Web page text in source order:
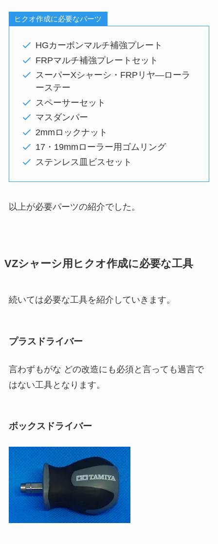
ヒクオ作成に必要なパーツ
HGカーボンマルチ補強プレート
FRPマルチ補強プレートセット
スーパーXシャーシ・FRPリヤ―ローラ
ーステー
スペーサーセット
マスダンパー
2mmロックナット
17・19mmローラー用ゴムリング
ステンレス皿ビスセット
以上が必要パーツの紹介でした。
VZシャーシ用ヒクオ作成に必要な工具
続いては必要な工具を紹介していきます。
プラスドライバー
言わずもがな どの改造にも必須と言っても過言で
はない工具となります。
ボックスドライバー